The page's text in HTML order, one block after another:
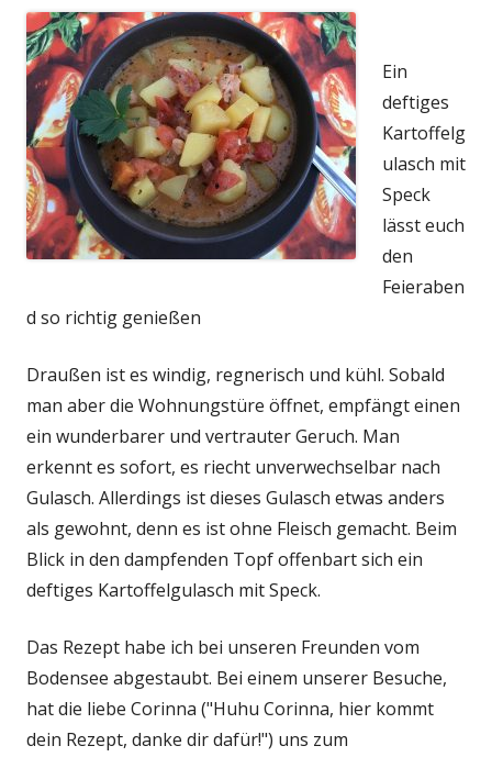
Ein
deftiges
Kartoffelg
ulasch mit
Speck
lässt euch
den
Feieraben
d so richtig genießen
Draußen ist es windig, regnerisch und kühl. Sobald
man aber die Wohnungstüre öffnet, empfängt einen
ein wunderbarer und vertrauter Geruch. Man
erkennt es sofort, es riecht unverwechselbar nach
Gulasch. Allerdings ist dieses Gulasch etwas anders
als gewohnt, denn es ist ohne Fleisch gemacht. Beim
Blick in den dampfenden Topf offenbart sich ein
deftiges Kartoffelgulasch mit Speck.
Das Rezept habe ich bei unseren Freunden vom
Bodensee abgestaubt. Bei einem unserer Besuche,
hat die liebe Corinna ("Huhu Corinna, hier kommt
dein Rezept, danke dir dafür!") uns zum